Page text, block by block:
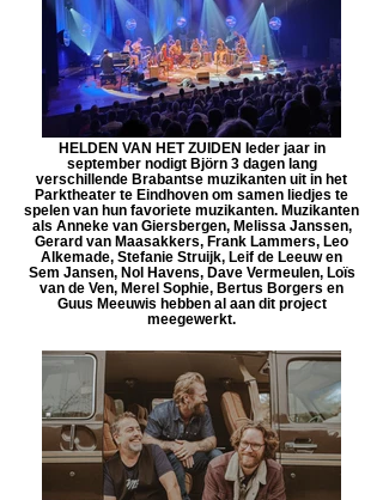
HELDEN VAN HET ZUIDEN Ieder jaar in
september nodigt Björn 3 dagen lang
verschillende Brabantse muzikanten uit in het
Parktheater te Eindhoven om samen liedjes te
spelen van hun favoriete muzikanten. Muzikanten
als Anneke van Giersbergen, Melissa Janssen,
Gerard van Maasakkers, Frank Lammers, Leo
Alkemade, Stefanie Struijk, Leif de Leeuw en
Sem Jansen, Nol Havens, Dave Vermeulen, Loïs
van de Ven, Merel Sophie, Bertus Borgers en
Guus Meeuwis hebben al aan dit project
meegewerkt.